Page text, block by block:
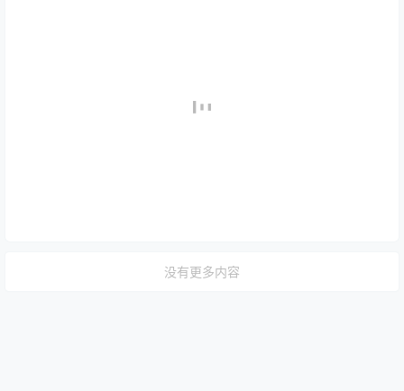
没有更多内容